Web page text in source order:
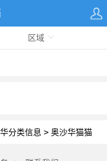
区域
分类信息 > 奥沙华猫猫